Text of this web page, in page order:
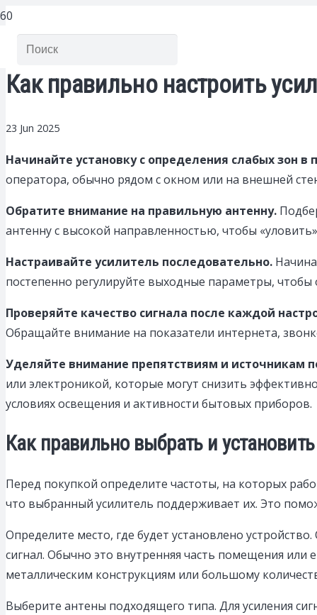
Как правильно настроить
23 Jun 2025
Начинайте установку с определения слабых зон
оператора, обычно рядом с окном или на внешней
Обратите внимание на правильную антенну.
антенну с высокой направленностью, чтобы
Настраивайте усилитель последовательно.
постепенно регулируйте выходные параметры, чтобы
Проверяйте качество сигнала после каждой
Обращайте внимание на показатели интернета,
Уделяйте внимание препятствиям и источникам
или электроникой, которые могут снизить
условиях освещения и активности бытовых приборов.
Как правильно выбрать и
Перед покупкой определите частоты, на которых
что выбранный усилитель поддерживает их. Это
Определите место, где будет установлено
сигнал. Обычно это внутренняя часть помещения
металлическим конструкциям или большому
Выберите антены подходящего типа. Для усиления